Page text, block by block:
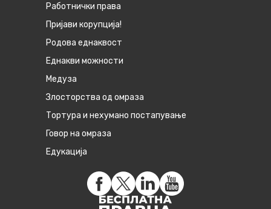
Работнички права
Пријави корупција!
Родова еднаквост
Eднакви можности
Медуза
Злосторства од омраза
Тортура и нехумано постапување
Говор на омраза
Едукација